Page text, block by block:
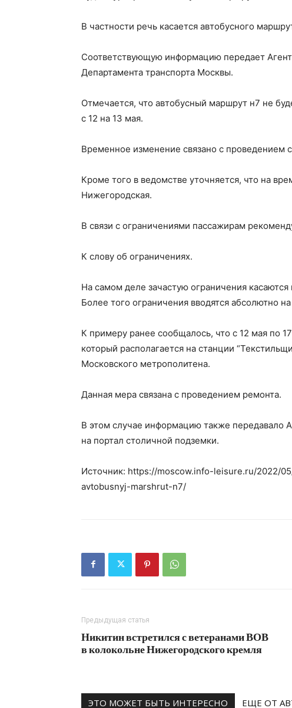
В частности речь касается автобусного
Соответствующую информацию передает
Департамента транспорта Москвы.
Отмечается, что автобусный маршрут н7 не
с 12 на 13 мая.
Временное изменение связано с проведением
Кроме того в ведомстве уточняется, что на
Нижегородская.
В связи с ограничениями пассажирам
К слову об ограничениях.
На самом деле зачастую ограничения
Более того ограничения вводятся абсолютно
К примеру ранее сообщалось, что с 12 мая по
который располагается на станции
Московского метрополитена.
Данная мера связана с проведением ремонта.
В этом случае информацию также передавало
на портал столичной подземки.
Источник: https://moscow.info-leisure.ru/2022/
avtobusnyj-marshrut-n7/
Предыдущая статья
Никитин встретился с ветеранами ВОВ
в колокольне Нижегородского кремля
ЭТО МОЖЕТ БЫТЬ ИНТЕРЕСНО ЕЩЕ ОТ